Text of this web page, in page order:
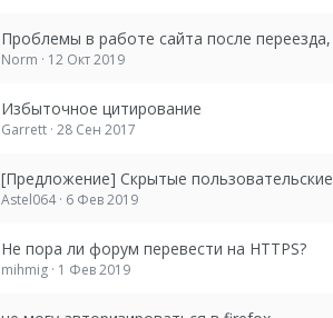
Проблемы в работе сайта после
Norm 12 Окт 2019
Избыточное цитирование
Garrett 28 Сен 2017
[Предложение] Скрытые
Astel064 6 Фев 2019
Не пора ли форум перевести на HTTPS?
mihmig 1 Фев 2019